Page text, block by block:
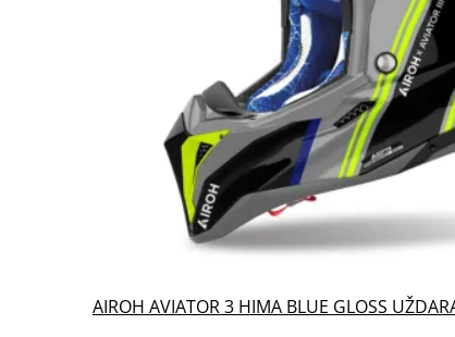
AIROH AVIATOR 3 HIMA BLUE GLOSS